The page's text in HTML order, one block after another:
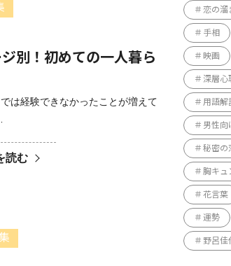
別！初めての一人暮ら
は経験できなかったことが増えて
読む
恋の溜
手相
映画
深層心
用語解
男性向
秘密の
胸キュ
花言葉
運勢
野呂佳